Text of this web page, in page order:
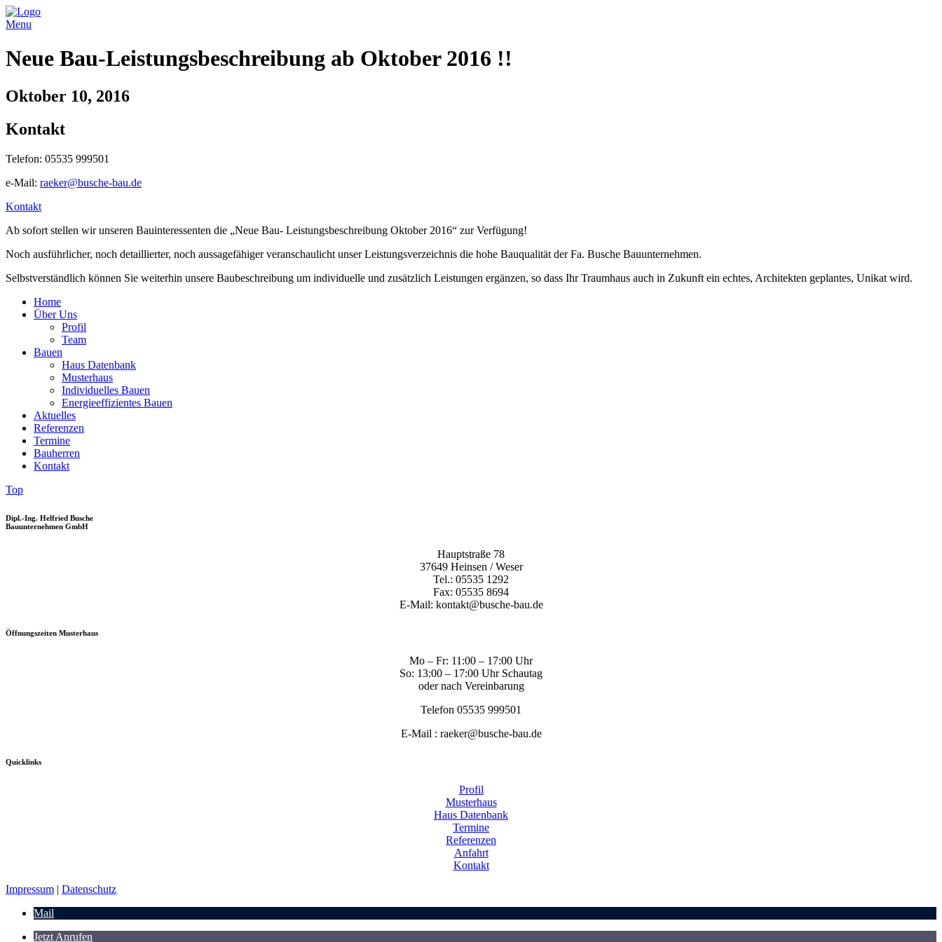
Menu
Neue Bau-Leistungsbeschreibung ab Oktober 2016 !!
Oktober 10, 2016
Kontakt
Telefon: 05535 999501
e-Mail: raeker@busche-bau.de
Kontakt
Ab sofort stellen wir unseren Bauinteressenten die „Neue Bau- Leistungsbeschreibung Oktober 2016“ zur Verfügung!
Noch ausführlicher, noch detaillierter, noch aussagefähiger veranschaulicht unser Leistungsverzeichnis die hohe Bauqualität der Fa. Busche Bauunternehmen.
Selbstverständlich können Sie weiterhin unsere Baubeschreibung um individuelle und zusätzlich Leistungen ergänzen, so dass Ihr Traumhaus auch in Zukunft ein echtes, Architekten geplantes, Unikat wird.
Home
Über Uns
Profil
Team
Bauen
Haus Datenbank
Musterhaus
Individuelles Bauen
Energieeffizientes Bauen
Aktuelles
Referenzen
Termine
Bauherren
Kontakt
Top
Dipl.-Ing. Helfried Busche
Bauunternehmen GmbH
Hauptstraße 78
37649 Heinsen / Weser
Tel.: 05535 1292
Fax: 05535 8694
E-Mail: kontakt@busche-bau.de
Öffnungszeiten Musterhaus
Mo – Fr: 11:00 – 17:00 Uhr
So: 13:00 – 17:00 Uhr Schautag
oder nach Vereinbarung
Telefon 05535 999501
E-Mail : raeker@busche-bau.de
Quicklinks
Profil
Musterhaus
Haus Datenbank
Termine
Referenzen
Anfahrt
Kontakt
Impressum | Datenschutz
Mail
Jetzt Anrufen